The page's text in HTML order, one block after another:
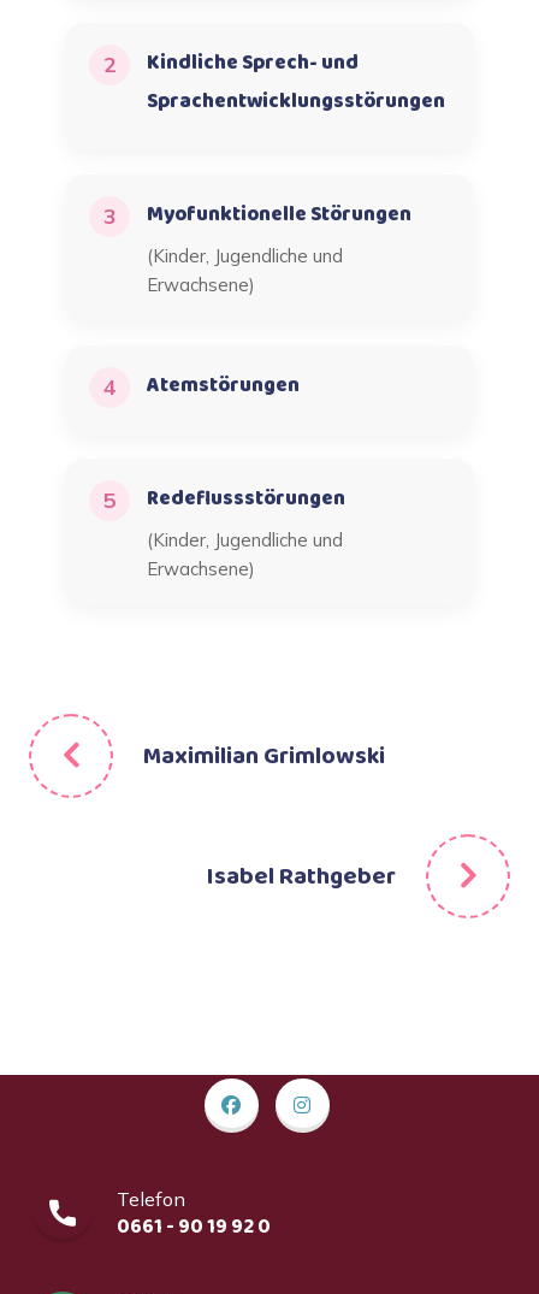
2
Kindliche Sprech- und
Sprachentwicklungsstörungen
3 Myofunktionelle Störungen
(Kinder, Jugendliche und
Erwachsene)
4 Atemstörungen
5 Redeflussstörungen
(Kinder, Jugendliche und
Erwachsene)
Maximilian Grimlowski
Isabel Rathgeber
Telefon
0661 - 90 19 92 0